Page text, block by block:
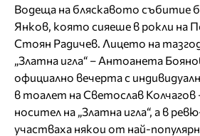
Водеща на бляскавото събитие
Янков, която сияеше в рокли на
Стоян Радичев. Лицето на
„Златна игла“ – Антоанета
официално вечерта с
в тоалет на Светослав Колчагов
носител на „Златна игла“, a в
участваха някои от най-